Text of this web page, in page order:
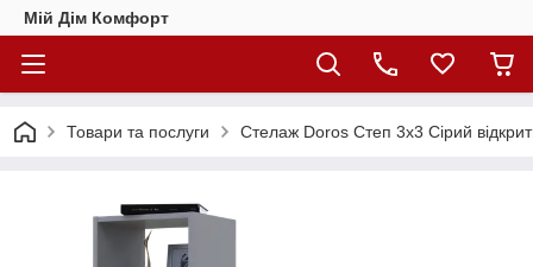
Мій Дім Комфорт
Товари та послуги Стелаж Doros Степ 3х3 Сірий